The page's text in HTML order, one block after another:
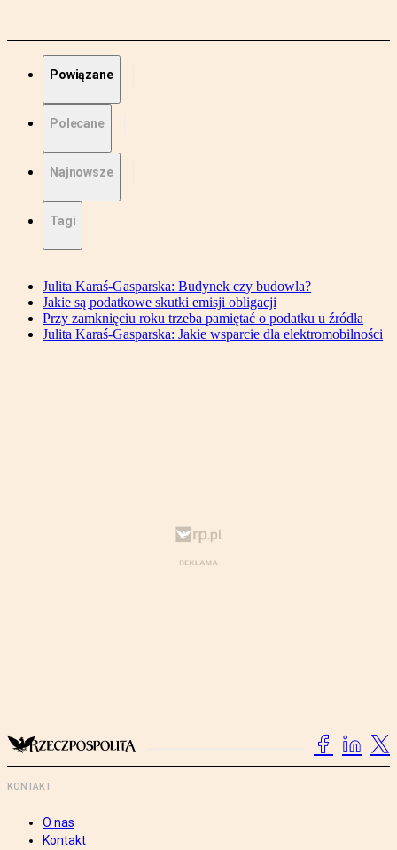
Powiązane
Polecane
Najnowsze
Tagi
Julita Karaś-Gasparska: Budynek czy budowla?
Jakie są podatkowe skutki emisji obligacji
Przy zamknięciu roku trzeba pamiętać o podatku u źródła
Julita Karaś-Gasparska: Jakie wsparcie dla elektromobilności
KONTAKT
O nas
Kontakt